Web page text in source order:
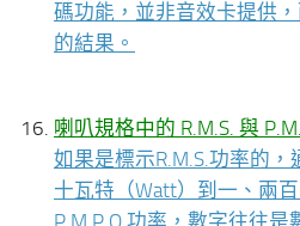
碼功能，並非音效卡提供
的結果。
喇叭規格中的 R.M.S. 與
如果是標示R.M.S.功率的
十瓦特（Watt）到一、兩